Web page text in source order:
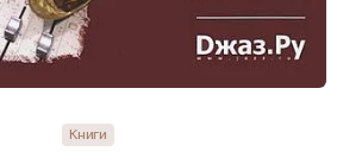
Книги